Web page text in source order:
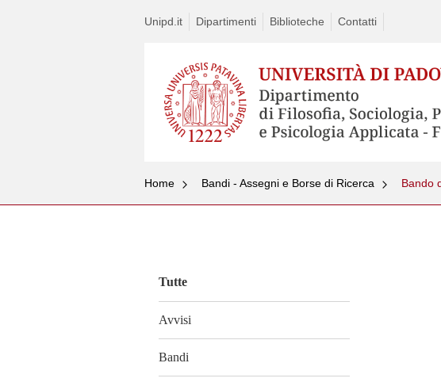
Unipd.it Dipartimenti Biblioteche Contatti
Home Bandi - Assegni e Borse di Ricerca
Tutte
Avvisi
Bandi